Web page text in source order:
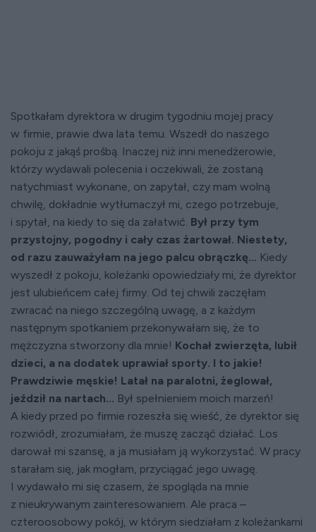
Spotkałam dyrektora w drugim tygodniu mojej pracy
w firmie, prawie dwa lata temu. Wszedł do naszego
pokoju z jakąś prośbą. Inaczej niż inni menedżerowie,
którzy wydawali polecenia i oczekiwali, że zostaną
natychmiast wykonane, on zapytał, czy mam wolną
chwilę, dokładnie wytłumaczył mi, czego potrzebuje,
i spytał, na kiedy to się da załatwić. Był przy tym
przystojny, pogodny i cały czas żartował. Niestety,
od razu zauważyłam na jego palcu obrączkę... Kiedy
wyszedł z pokoju, koleżanki opowiedziały mi, że dyrektor
jest ulubieńcem całej firmy. Od tej chwili zaczęłam
zwracać na niego szczególną uwagę, a z każdym
następnym spotkaniem przekonywałam się, że to
mężczyzna stworzony dla mnie! Kochał zwierzęta, lubił
dzieci, a na dodatek uprawiał sporty. I to jakie!
Prawdziwie męskie! Latał na paralotni, żeglował,
jeździł na nartach... Był spełnieniem moich marzeń!
A kiedy przed po firmie rozeszła się wieść, że dyrektor się
rozwiódł, zrozumiałam, że muszę zacząć działać. Los
darował mi szansę, a ja musiałam ją wykorzystać. W pracy
starałam się, jak mogłam, przyciągać jego uwagę.
I wydawało mi się czasem, że spogląda na mnie
z nieukrywanym zainteresowaniem. Ale praca –
czteroosobowy pokój, w którym siedziałam z koleżankami